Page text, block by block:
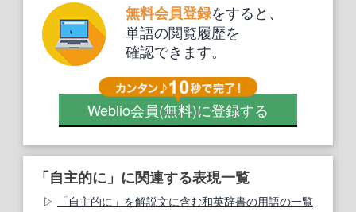
無料会員登録をすると、
単語の閲覧履歴を
確認できます。
Weblio会員(無料)に登録する
「自主的に」に関連する表現一覧
「自主的に」を解説文に含む和英辞書の用語の一覧